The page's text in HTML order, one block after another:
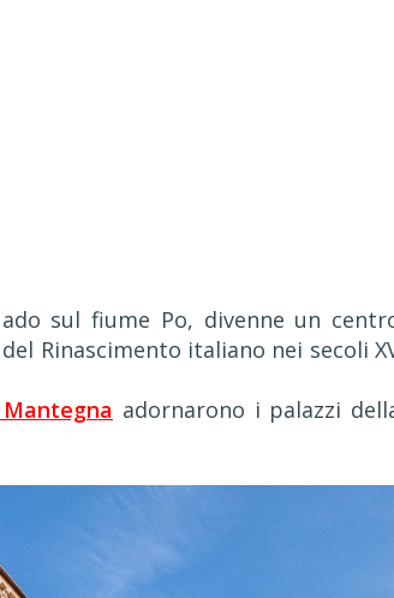
sul fiume Po, divenne un
Rinascimento italiano nei secoli
adornarono i palazzi